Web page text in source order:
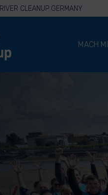
RIVER CLEANUP GERMANY
MACH